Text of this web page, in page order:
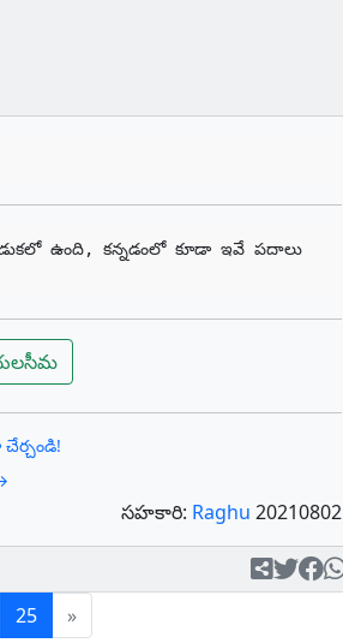
ఉంది, కన్నడంలో కూడా ఇవే పదాలు
సహకారి: Raghu 20210802
25(current)
»